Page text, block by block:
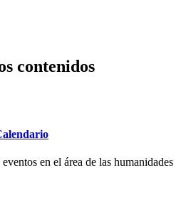
contenidos
en el área de las humanidades